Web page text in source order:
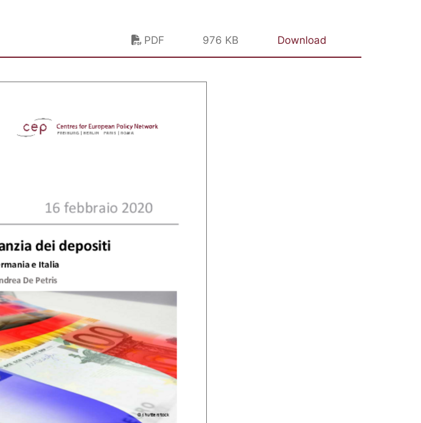
PDF 976 KB Download